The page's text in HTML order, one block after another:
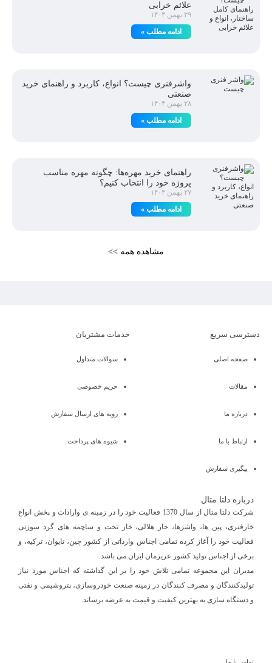
علائم خرابی
۲۹ بهمن ۱۴۰۴
ادامه مطلب »
واشرفنری چیست؟ انواع، کاربرد و راهنمای خرید
صنعتی
۲۸ بهمن ۱۴۰۴
ادامه مطلب »
راهنمای خرید مهره‌ها: چگونه مهره مناسب
پروژه خود را انتخاب کنیم؟
۲۷ بهمن ۱۴۰۴
ادامه مطلب »
مشاهده همه >>
دسترسی سریع
صفحه اصلی
مقالات
درباره ما
ارتباط با ما
پیگیری سفارش
خدمات مشتریان
سوالات متداول
حریم خصوصی
رویه های ارسال سفارش
شیوه های پرداخت
درباره دلتا متال
شرکت دلتا متال از سال 1370 فعالیت خود را در زمینه ی وارادات و پخش انواع
خارفنری، پین ها، واشرها، خار هلالی، خار تخت و ساچمه های گرد سوزنی
فعالیت خود را آغاز کرده تمامی اجناس وارداتی از کشور چین، تایوان، ترکیه، و
برخی از اجناس تولید کشور عزیزمان ایران می باشد.
مدیران این مجموعه تمامی تلاش خود را بر این گذاشته که اجناس مورد نیاز
تولیدکنندگان و مصرف کنندگان در زمینه صنعت خودروسازی، پتروشیمی و نفتی
و دستگاه سازی به بهترین کیفیت و قیمت به عرضه برساند.